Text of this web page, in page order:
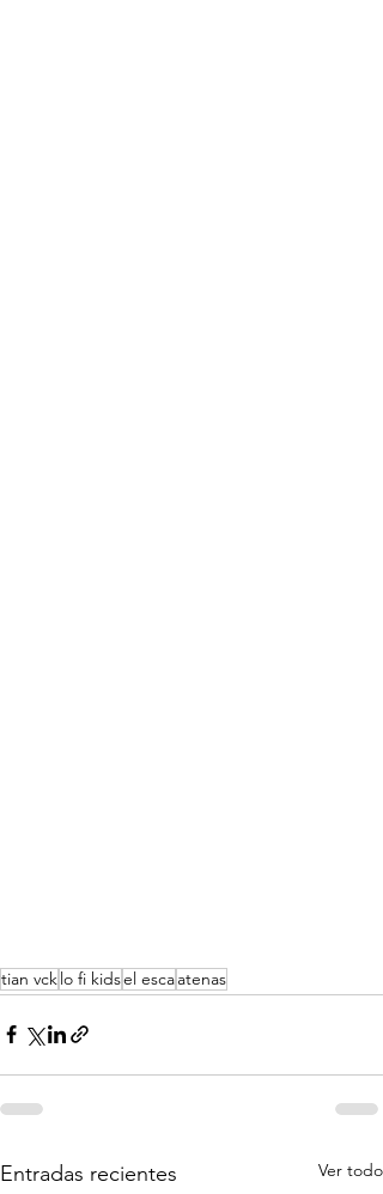
tian vcklo fi kidsel escaatenas
Entradas recientes Ver todo